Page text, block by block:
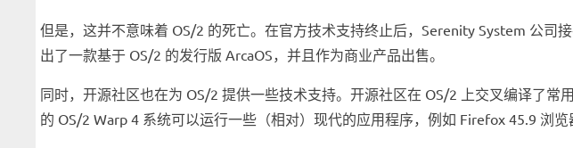
但是，这并不意味着 OS/2 的死亡。在官方技术支持终止后，Serenity System 公司
出了一款基于 OS/2 的发行版 ArcaOS，并且作为商业产品出售。
同时，开源社区也在为 OS/2 提供一些技术支持。开源社区在 OS/2 上交叉编译了
的 OS/2 Warp 4 系统可以运行一些（相对）现代的应用程序，例如 Firefox 45.9 浏览